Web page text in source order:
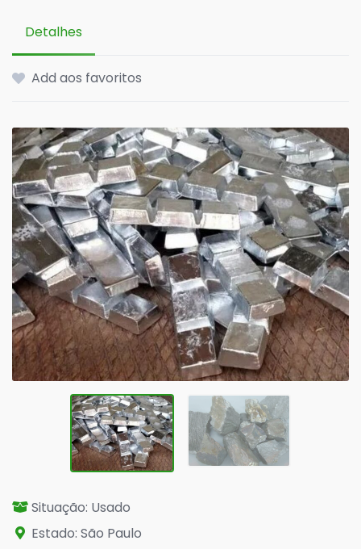
Detalhes
Add aos favoritos
Situação: Usado
Estado: São Paulo